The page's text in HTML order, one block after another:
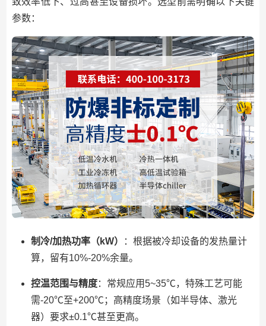
参数：
制冷/加热功率（kW）
：根据被冷却设备的发热量计
算，留有10%-20%余量。
控温范围与精度：常规应用5~35℃，特殊工艺可能
需-20℃至+200℃；高精度场景（如半导体、激光
器）要求±0.1℃甚至更高。